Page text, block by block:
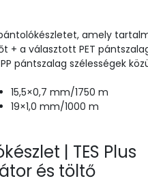
amely
a választott PET
pántszalag szélességek
15,5×0,7 mm/1750 m
19×1,0 mm/1000 m
| TES Plus
és töltő